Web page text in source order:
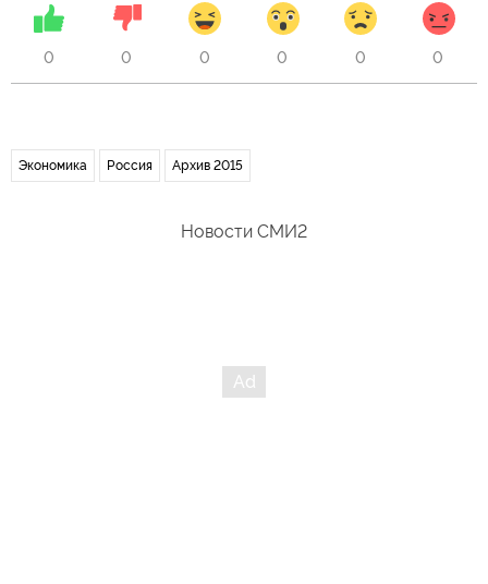
0 0 0 0 0 0
Экономика Россия Архив 2015
Новости СМИ2